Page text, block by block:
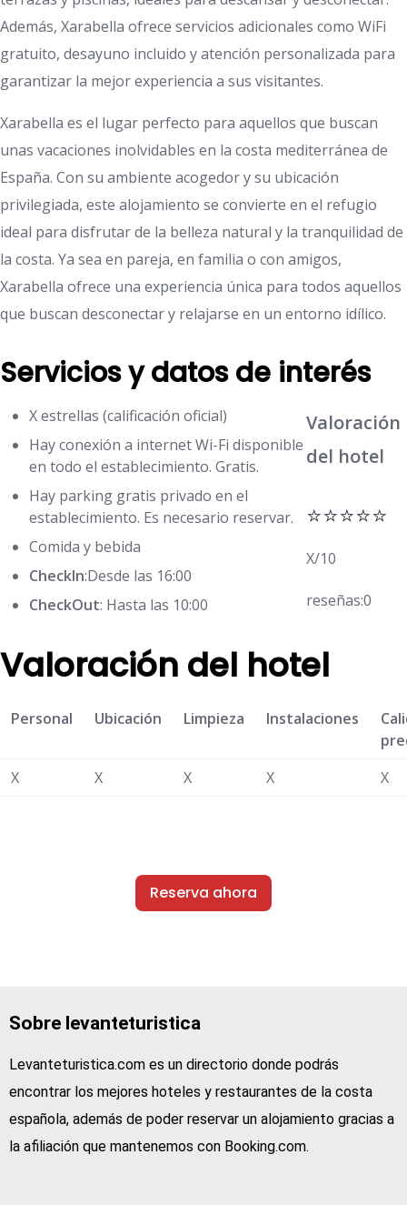
Además, Xarabella ofrece servicios adicionales como WiFi
gratuito, desayuno incluido y atención personalizada para
garantizar la mejor experiencia a sus visitantes.
Xarabella es el lugar perfecto para aquellos que buscan
unas vacaciones inolvidables en la costa mediterránea de
España. Con su ambiente acogedor y su ubicación
privilegiada, este alojamiento se convierte en el refugio
ideal para disfrutar de la belleza natural y la tranquilidad de
la costa. Ya sea en pareja, en familia o con amigos,
Xarabella ofrece una experiencia única para todos aquellos
que buscan desconectar y relajarse en un entorno idílico.
Servicios y datos de interés
X estrellas (calificación oficial)
Hay conexión a internet Wi-Fi disponible
en todo el establecimiento. Gratis.
Hay parking gratis privado en el
establecimiento. Es necesario reservar.
Comida y bebida
CheckIn:Desde las 16:00
CheckOut: Hasta las 10:00
Valoración
del hotel
⭐⭐⭐⭐⭐
X/10
reseñas:0
Valoración del hotel
Personal Ubicación Limpieza Instalaciones
X
X X X X
Reserva ahora
Sobre levanteturistica
Levanteturistica.com es un directorio donde podrás
encontrar los mejores hoteles y restaurantes de la costa
española, además de poder reservar un alojamiento gracias a
la afiliación que mantenemos con Booking.com.